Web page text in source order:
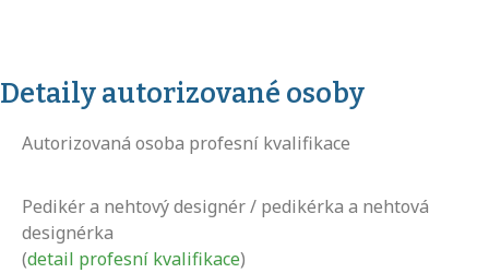
Detaily autorizované osoby
Autorizovaná osoba profesní kvalifikace
Pedikér a nehtový designér / pedikérka a nehtová
designérka
(detail profesní kvalifikace)